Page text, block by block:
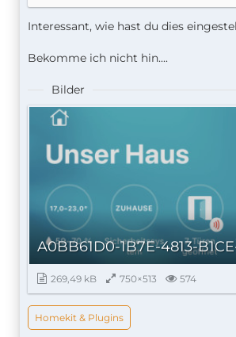
Interessant, wie hast du dies
Bekomme ich nicht hin....
Bilder
269,49 kB 750×513 574
Homekit & Plugins